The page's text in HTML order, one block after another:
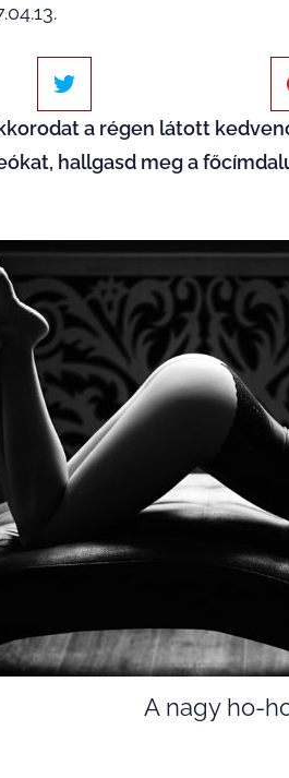
a régen látott
hallgasd meg a
A nagy ho-